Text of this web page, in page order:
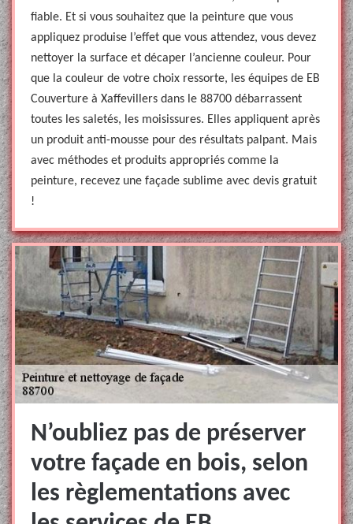
fiable. Et si vous souhaitez que la peinture que vous
appliquez produise l’effet que vous attendez, vous devez
nettoyer la surface et décaper l’ancienne couleur. Pour
que la couleur de votre choix ressorte, les équipes de EB
Couverture à Xaffevillers dans le 88700 débarrassent
toutes les saletés, les moisissures. Elles appliquent après
un produit anti-mousse pour des résultats palpant. Mais
avec méthodes et produits appropriés comme la
peinture, recevez une façade sublime avec devis gratuit
!
N’oubliez pas de préserver
votre façade en bois, selon
les règlementations avec